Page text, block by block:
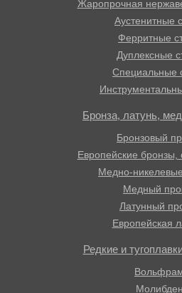
Жаропрочная
Аустенитные
Ферритные
Дуплексные
Специальные
Бронза, латунь,
Бронзовый
Европейские
Медно-
Медный
Латунный
Европейская
Редкие и
Молибден